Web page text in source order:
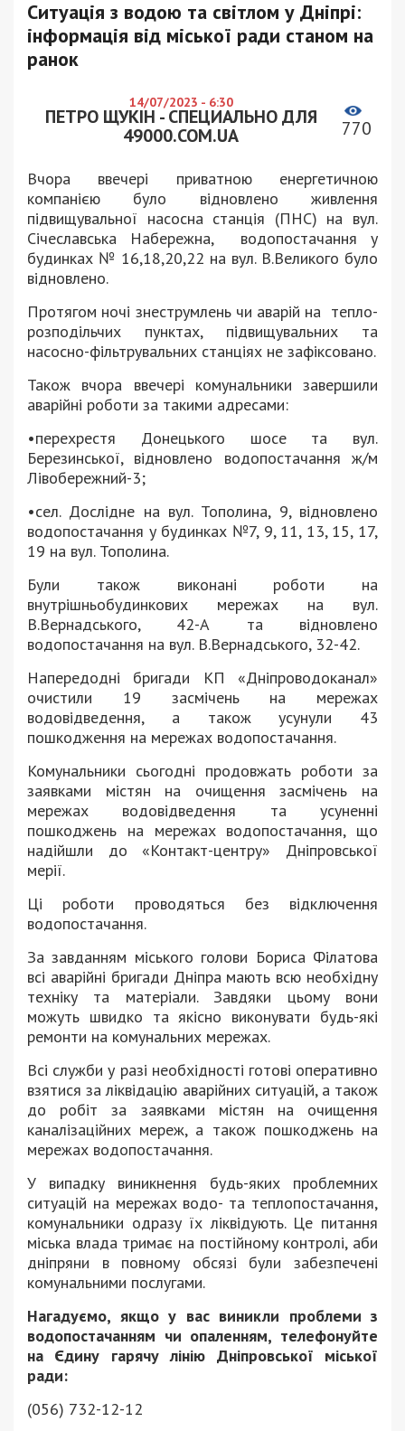
Ситуація з водою та світлом у Дніпрі:
інформація від міської ради станом на
ранок
14/07/2023 - 6:30
ПЕТРО ЩУКІН - СПЕЦИАЛЬНО ДЛЯ
49000.COM.UA
770
Вчора ввечері приватною енергетичною
компанією було відновлено живлення
підвищувальної насосна станція (ПНС) на вул.
Січеславська Набережна, водопостачання у
будинках № 16,18,20,22 на вул. В.Великого було
відновлено.
Протягом ночі знеструмлень чи аварій на тепло-
розподільчих пунктах, підвищувальних та
насосно-фільтрувальних станціях не зафіксовано.
Також вчора ввечері комунальники завершили
аварійні роботи за такими адресами:
•перехрестя Донецького шосе та вул.
Березинської, відновлено водопостачання ж/м
Лівобережний-3;
•сел. Дослідне на вул. Тополина, 9, відновлено
водопостачання у будинках №7, 9, 11, 13, 15, 17,
19 на вул. Тополина.
Були також виконані роботи на
внутрішньобудинкових мережах на вул.
В.Вернадського, 42-А та відновлено
водопостачання на вул. В.Вернадського, 32-42.
Напередодні бригади КП «Дніпроводоканал»
очистили 19 засмічень на мережах
водовідведення, а також усунули 43
пошкодження на мережах водопостачання.
Комунальники сьогодні продовжать роботи за
заявками містян на очищення засмічень на
мережах водовідведення та усуненні
пошкоджень на мережах водопостачання, що
надійшли до «Контакт-центру» Дніпровської
мерії.
Ці роботи проводяться без відключення
водопостачання.
За завданням міського голови Бориса Філатова
всі аварійні бригади Дніпра мають всю необхідну
техніку та матеріали. Завдяки цьому вони
можуть швидко та якісно виконувати будь-які
ремонти на комунальних мережах.
Всі служби у разі необхідності готові оперативно
взятися за ліквідацію аварійних ситуацій, а також
до робіт за заявками містян на очищення
каналізаційних мереж, а також пошкоджень на
мережах водопостачання.
У випадку виникнення будь-яких проблемних
ситуацій на мережах водо- та теплопостачання,
комунальники одразу їх ліквідують. Це питання
міська влада тримає на постійному контролі, аби
дніпряни в повному обсязі були забезпечені
комунальними послугами.
Нагадуємо, якщо у вас виникли проблеми з
водопостачанням чи опаленням, телефонуйте
на Єдину гарячу лінію Дніпровської міської
ради:
(056) 732-12-12